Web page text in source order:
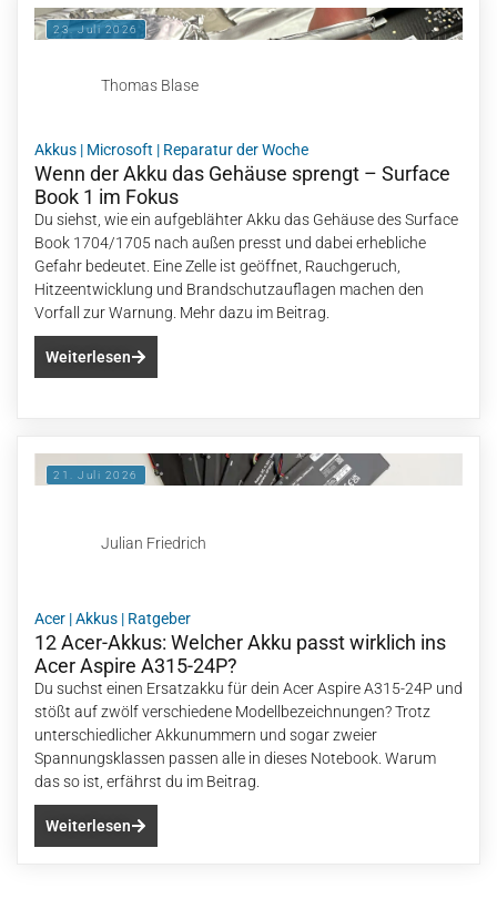
23. Juli 2026
Thomas Blase
Akkus | Microsoft | Reparatur der Woche
Wenn der Akku das Gehäuse sprengt – Surface
Book 1 im Fokus
Du siehst, wie ein aufgeblähter Akku das Gehäuse des Surface
Book 1704/1705 nach außen presst und dabei erhebliche
Gefahr bedeutet. Eine Zelle ist geöffnet, Rauchgeruch,
Hitzeentwicklung und Brandschutzauflagen machen den
Vorfall zur Warnung. Mehr dazu im Beitrag.
Weiterlesen
21. Juli 2026
Julian Friedrich
Acer |Akkus | Ratgeber
12 Acer-Akkus: Welcher Akku passt wirklich ins
Acer Aspire A315-24P?
Du suchst einen Ersatzakku für dein Acer Aspire A315-24P und
stößt auf zwölf verschiedene Modellbezeichnungen? Trotz
unterschiedlicher Akkunummern und sogar zweier
Spannungsklassen passen alle in dieses Notebook. Warum
das so ist, erfährst du im Beitrag.
Weiterlesen